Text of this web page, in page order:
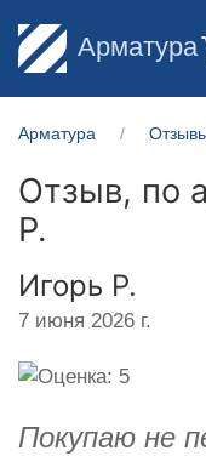
Арматура
Арматура
Отзыв, по
Р.
Игорь Р.
7 июня 2026 г.
Покупаю не